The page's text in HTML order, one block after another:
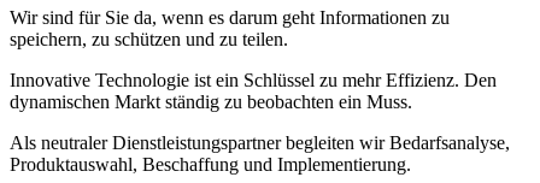
Wir sind für Sie da, wenn es darum geht Informationen zu
speichern, zu schützen und zu teilen.
Innovative Technologie ist ein Schlüssel zu mehr Effizienz. Den
dynamischen Markt ständig zu beobachten ein Muss.
Als neutraler Dienstleistungspartner begleiten wir Bedarfsanalyse,
Produktauswahl, Beschaffung und Implementierung.